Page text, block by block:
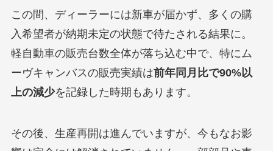
この間、ディーラーには新車が届かず、多くの購
入希望者が納期未定の状態で待たされる結果に。
軽自動車の販売台数全体が落ち込む中で、特にム
ーヴキャンバスの販売実績は前年同月比で90%以
上の減少を記録した時期もあります。
その後、生産再開は進んでいますが、今もなお影